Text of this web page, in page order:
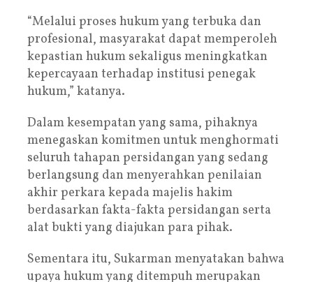
“Melalui proses hukum yang terbuka dan
profesional, masyarakat dapat memperoleh
kepastian hukum sekaligus meningkatkan
kepercayaan terhadap institusi penegak
hukum,” katanya.
Dalam kesempatan yang sama, pihaknya
menegaskan komitmen untuk menghormati
seluruh tahapan persidangan yang sedang
berlangsung dan menyerahkan penilaian
akhir perkara kepada majelis hakim
berdasarkan fakta-fakta persidangan serta
alat bukti yang diajukan para pihak.
Sementara itu, Sukarman menyatakan bahwa
upaya hukum yang ditempuh merupakan